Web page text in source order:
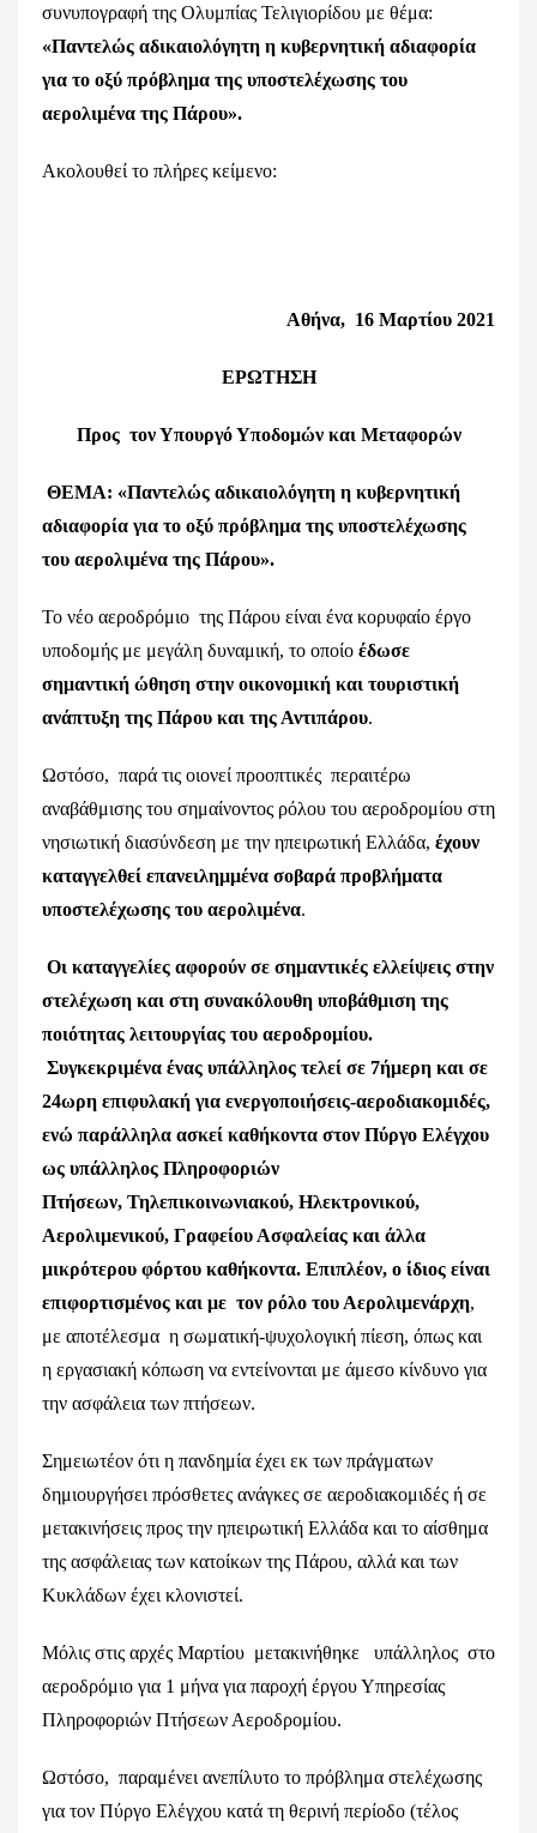
συνυπογραφή της Ολυμπίας Τελιγιορίδου με θέμα:
«Παντελώς αδικαιολόγητη η κυβερνητική αδιαφορία
για το οξύ πρόβλημα της υποστελέχωσης του
αερολιμένα της Πάρου».
Ακολουθεί το πλήρες κείμενο:
Αθήνα, 16 Μαρτίου 2021
ΕΡΩΤΗΣΗ
Προς τον Υπουργό Υποδομών και Μεταφορών
ΘΕΜΑ: «Παντελώς αδικαιολόγητη η κυβερνητική
αδιαφορία για το οξύ πρόβλημα της υποστελέχωσης
του αερολιμένα της Πάρου».
Το νέο αεροδρόμιο της Πάρου είναι ένα κορυφαίο έργο
υποδομής με μεγάλη δυναμική, το οποίο έδωσε
σημαντική ώθηση στην οικονομική και τουριστική
ανάπτυξη της Πάρου και της Αντιπάρου.
Ωστόσο, παρά τις οιονεί προοπτικές περαιτέρω
αναβάθμισης του σημαίνοντος ρόλου του αεροδρομίου στη
νησιωτική διασύνδεση με την ηπειρωτική Ελλάδα, έχουν
καταγγελθεί επανειλημμένα σοβαρά προβλήματα
υποστελέχωσης του αερολιμένα.
Οι καταγγελίες αφορούν σε σημαντικές ελλείψεις στην
στελέχωση και στη συνακόλουθη υποβάθμιση της
ποιότητας λειτουργίας του αεροδρομίου.
Συγκεκριμένα ένας υπάλληλος τελεί σε 7ήμερη και σε
24ωρη επιφυλακή για ενεργοποιήσεις-αεροδιακομιδές,
ενώ παράλληλα ασκεί καθήκοντα στον Πύργο Ελέγχου
ως υπάλληλος Πληροφοριών
Πτήσεων, Τηλεπικοινωνιακού, Ηλεκτρονικού,
Αερολιμενικού, Γραφείου Ασφαλείας και άλλα
μικρότερου φόρτου καθήκοντα. Επιπλέον, ο ίδιος είναι
επιφορτισμένος και με τον ρόλο του Αερολιμενάρχη,
με αποτέλεσμα η σωματική-ψυχολογική πίεση, όπως και
η εργασιακή κόπωση να εντείνονται με άμεσο κίνδυνο για
την ασφάλεια των πτήσεων.
Σημειωτέον ότι η πανδημία έχει εκ των πράγματων
δημιουργήσει πρόσθετες ανάγκες σε αεροδιακομιδές ή σε
μετακινήσεις προς την ηπειρωτική Ελλάδα και το αίσθημα
της ασφάλειας των κατοίκων της Πάρου, αλλά και των
Κυκλάδων έχει κλονιστεί.
Μόλις στις αρχές Μαρτίου μετακινήθηκε υπάλληλος στο
αεροδρόμιο για 1 μήνα για παροχή έργου Υπηρεσίας
Πληροφοριών Πτήσεων Αεροδρομίου.
Ωστόσο, παραμένει ανεπίλυτο το πρόβλημα στελέχωσης
για τον Πύργο Ελέγχου κατά τη θερινή περίοδο (τέλος